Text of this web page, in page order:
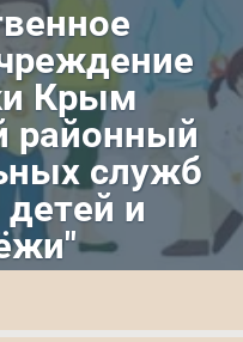
Крым
районный
служб
и